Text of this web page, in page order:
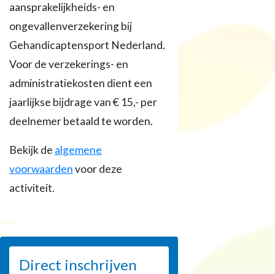
aansprakelijkheids- en
ongevallenverzekering bij
Gehandicaptensport Nederland.
Voor de verzekerings- en
administratiekosten dient een
jaarlijkse bijdrage van € 15,- per
deelnemer betaald te worden.
Bekijk de algemene
voorwaardenvoor deze
activiteit.
Direct inschrijven